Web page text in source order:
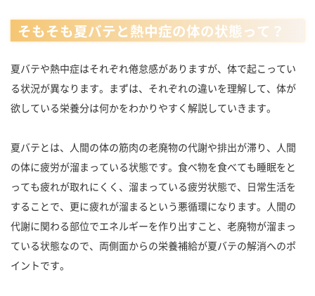
そもそも夏バテと熱中症の体の状態って？
夏バテや熱中症はそれぞれ倦怠感がありますが、体で起こってい
る状況が異なります。まずは、それぞれの違いを理解して、体が
欲している栄養分は何かをわかりやすく解説していきます。
夏バテとは、人間の体の筋肉の老廃物の代謝や排出が滞り、人間
の体に疲労が溜まっている状態です。食べ物を食べても睡眠をと
っても疲れが取れにくく、溜まっている疲労状態で、日常生活を
することで、更に疲れが溜まるという悪循環になります。人間の
代謝に関わる部位でエネルギーを作り出すこと、老廃物が溜まっ
ている状態なので、両側面からの栄養補給が夏バテの解消へのポ
イントです。